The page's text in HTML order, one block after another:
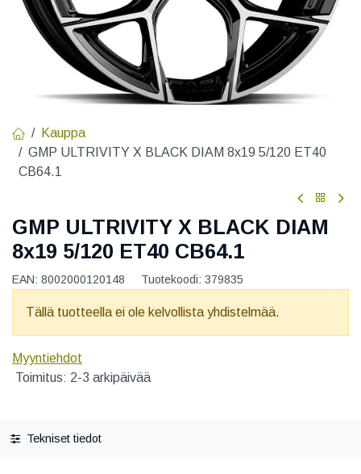
Kauppa
GMP ULTRIVITY X BLACK DIAM 8x19 5/120 ET40
CB64.1
GMP ULTRIVITY X BLACK DIAM
8x19 5/120 ET40 CB64.1
EAN: 8002000120148 Tuotekoodi: 379835
Tällä tuotteella ei ole kelvollista yhdistelmää.
Myyntiehdot
Toimitus: 2-3 arkipäivää
Tekniset tiedot